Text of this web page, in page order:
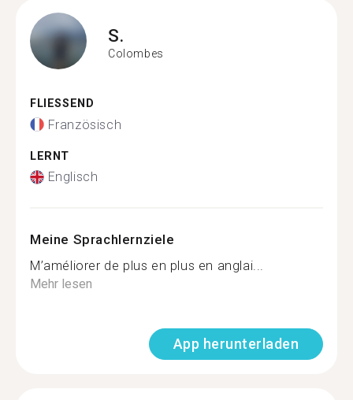
S.
Colombes
FLIESSEND
Französisch
LERNT
Englisch
Meine Sprachlernziele
M’améliorer de plus en plus en anglai...
Mehr lesen
App herunterladen